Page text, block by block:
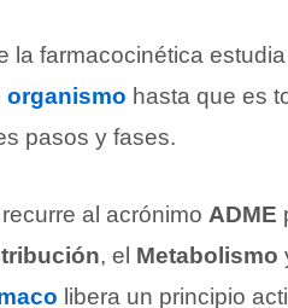
la farmacocinética
organismo hasta que es
pasos y fases.
al acrónimo ADME
, el Metabolismo
libera un principio